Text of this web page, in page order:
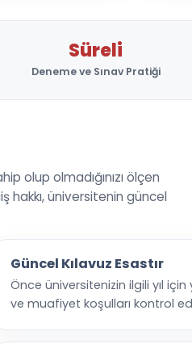
Süreli
Deneme ve Sınav Pratiği
olup olmadığınızı ölçen
hakkı, üniversitenin güncel
Güncel Kılavuz Esastır
Önce üniversitenizin ilgili yıl için
ve muafiyet koşulları kontrol